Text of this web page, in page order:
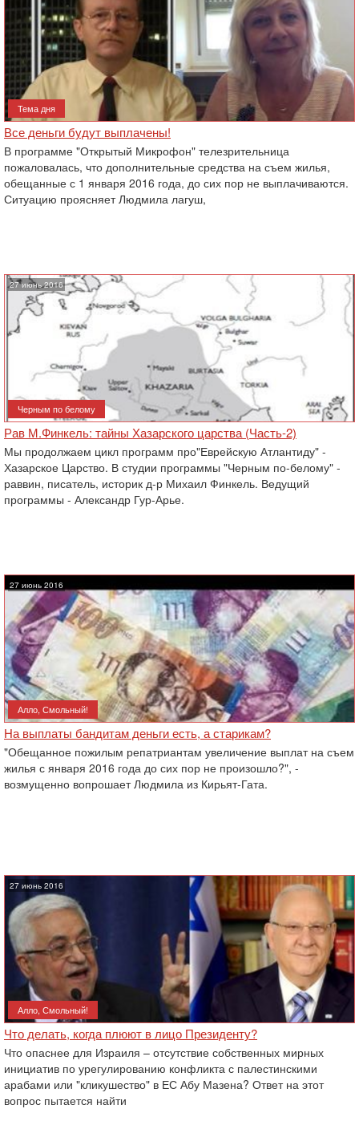
Тема дня
Все деньги будут выплачены!
В программе "Открытый Микрофон" телезрительница
пожаловалась, что дополнительные средства на съем жилья,
обещанные с 1 января 2016 года, до сих пор не выплачиваются.
Ситуацию проясняет Людмила лагуш,
27 июнь 2016
Черным по белому
Рав М.Финкель: тайны Хазарского царства (Часть-2)
Мы продолжаем цикл программ про"Еврейскую Атлантиду" -
Хазарское Царство. В студии программы "Черным по-белому" -
раввин, писатель, историк д-р Михаил Финкель. Ведущий
программы - Александр Гур-Арье.
27 июнь 2016
Алло, Смольный!
На выплаты бандитам деньги есть, а старикам?
"Обещанное пожилым репатриантам увеличение выплат на съем
жилья с января 2016 года до сих пор не произошло?", -
возмущенно вопрошает Людмила из Кирьят-Гата.
27 июнь 2016
Алло, Смольный!
Что делать, когда плюют в лицо Президенту?
Что опаснее для Израиля – отсутствие собственных мирных
инициатив по урегулированию конфликта с палестинскими
арабами или "кликушество" в ЕС Абу Мазена? Ответ на этот
вопрос пытается найти